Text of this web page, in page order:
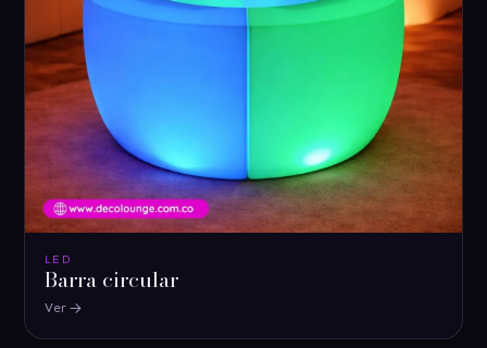
LED
Barra circular
Ver